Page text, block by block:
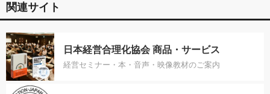
関連サイト
日本経営合理化協会 商品・サービス
経営セミナー・本・音声・映像教材のご案内